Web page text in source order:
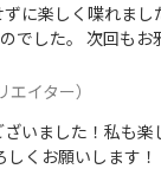
に楽しく喋れま
でした。 次回もお
エイター）
ざいました！私も
くお願いします！